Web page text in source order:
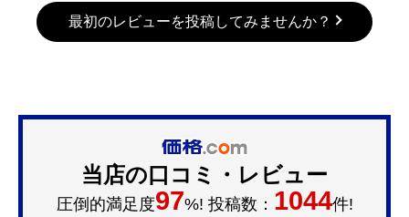
最初のレビューを投稿してみませんか？
当店の口コミ・レビュー
圧倒的満足度97%! 投稿数： 1044件!